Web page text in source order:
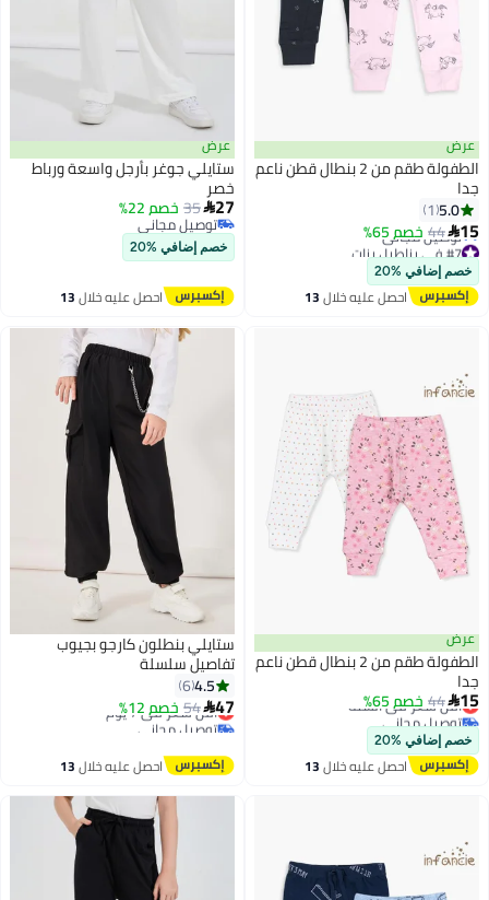
عرض
الطفولة طقم من 2 بنطال قطن ناعم
جدا
5.0
1
15
44خصم 65% #7 في بناطيل بنات
أقل سعر في السنة
توصيل مجاني
#7 في بناطيل بنات
خصم إضافي %20
احصل عليه خلال13
عرض
ستايلي جوغر بأرجل واسعة ورباط
خصر
27
35 خصم 22%
توصيل مجاني
توصيل مجاني
خصم إضافي %20
احصل عليه خلال13
عرض
الطفولة طقم من 2 بنطال قطن ناعم
جدا
15
44خصم 65%
أقل سعر في السنة
توصيل مجاني
أقل سعر في السنة
خصم إضافي %20
احصل عليه خلال13
ستايلي بنطلون كارجو بجيوب
تفاصيل سلسلة
4.5
6
47
54خصم 12%
أقل سعر في 7 يوم
توصيل مجاني
أقل سعر في 7 يوم
احصل عليه خلال13